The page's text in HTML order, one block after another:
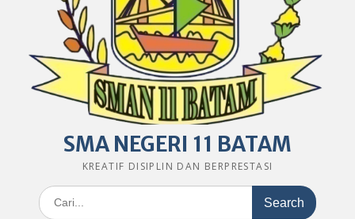
SMA NEGERI 11 BATAM
KREATIF DISIPLIN DAN BERPRESTASI
Search
for: